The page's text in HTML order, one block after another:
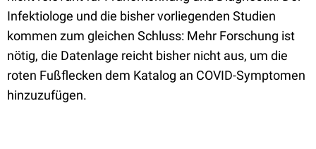
Infektiologe und die bisher vorliegenden Studien
kommen zum gleichen Schluss: Mehr Forschung ist
nötig, die Datenlage reicht bisher nicht aus, um die
roten Fußflecken dem Katalog an COVID-Symptomen
hinzuzufügen.